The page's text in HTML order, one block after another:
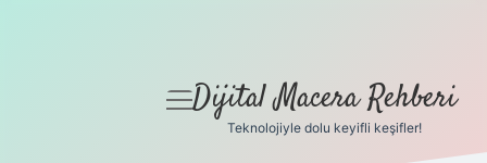
menüyü
Dijital Macera Rehberi
Teknolojiyle dolu keyifli keşifler!